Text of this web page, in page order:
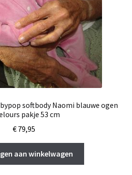
softbody Naomi blauwe ogen
pakje 53 cm
€79,95
aan winkelwagen